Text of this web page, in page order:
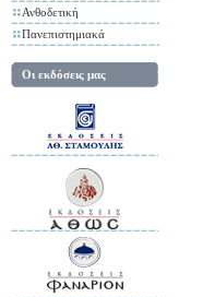
Ανθοδετική
Πανεπιστημιακά
Οι εκδόσεις μας